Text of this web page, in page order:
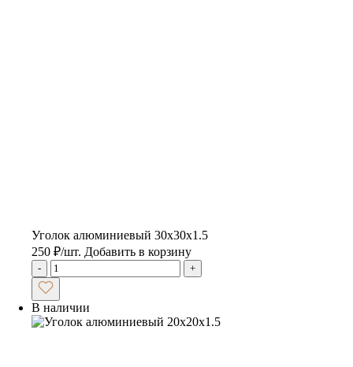
Уголок алюминиевый 30х30х1.5
250 ₽/шт. Добавить в корзину
- +
В наличии